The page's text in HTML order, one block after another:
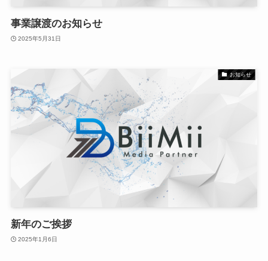
事業譲渡のお知らせ
2025年5月31日
お知らせ
新年のご挨拶
2025年1月6日